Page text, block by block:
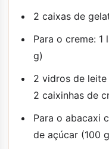
2 caixas de
Para o creme:
g)
2 vidros de
2 caixinhas de
Para o abacaxi
de açúcar (100